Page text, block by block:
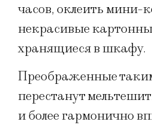
часов, оклеить мини-
некрасивые
хранящиеся в шкафу.
Преображенные
перестанут
и более гармонично